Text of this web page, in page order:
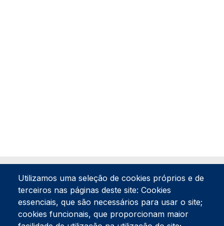
Utilizamos uma seleção de cookies próprios e de
terceiros nas páginas deste site: Cookies
essenciais, que são necessários para usar o site;
cookies funcionais, que proporcionam maior